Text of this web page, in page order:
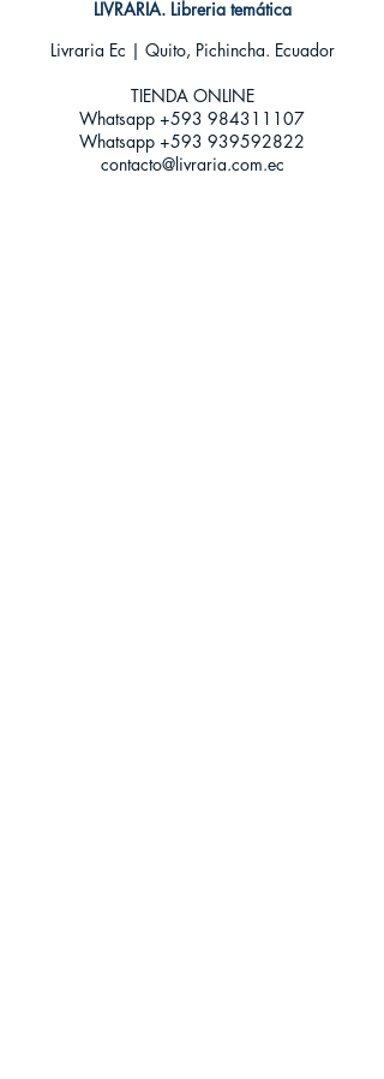
LIVRARIA. Libreria temática
Livraria Ec | Quito, Pichincha. Ecuador
TIENDA ONLINE​
Whatsapp +593 984311107
Whatsapp +593 939592822
contacto@livraria.com.ec